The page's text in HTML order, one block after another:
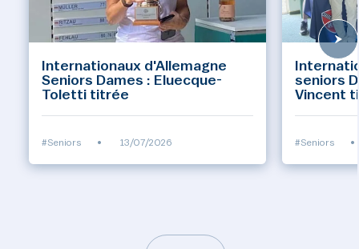
Internationaux d'Allemagne
Seniors Dames : Eluecque-
Toletti titrée
#Seniors • 13/07/2026
seniors
Vincent
#Seniors •